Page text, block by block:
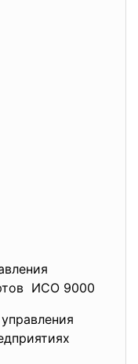
ИСО 9000
управления